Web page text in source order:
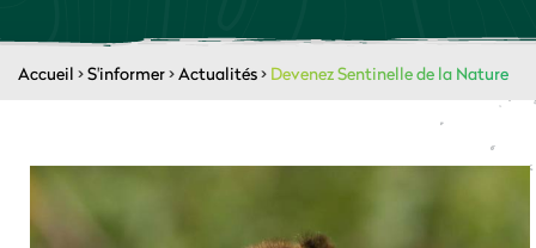
Accueil >S'informer>Actualités> Devenez Sentinelle de la Nature